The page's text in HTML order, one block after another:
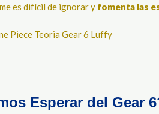
es difícil de ignorar y fomenta las
Esperar del Gear